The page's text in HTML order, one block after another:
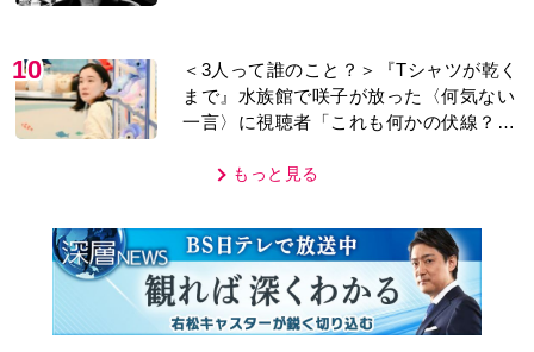
10
＜3人って誰のこと？＞『Tシャツが乾く
まで』水族館で咲子が放った〈何気ない
一言〉に視聴者「これも何かの伏線？」
もっと見る